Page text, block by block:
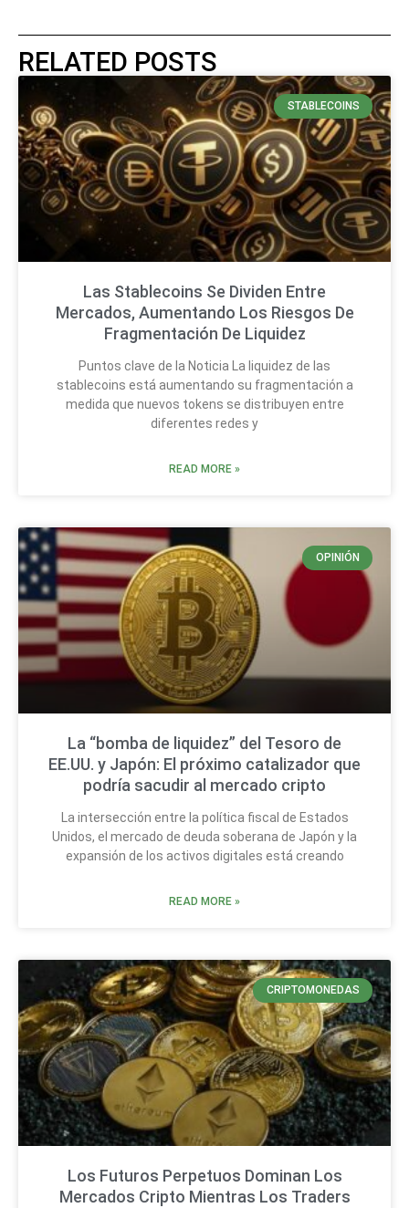
RELATED POSTS
STABLECOINS
Las Stablecoins Se Dividen Entre
Mercados, Aumentando Los Riesgos De
Fragmentación De Liquidez
Puntos clave de la Noticia La liquidez de las
stablecoins está aumentando su fragmentación a
medida que nuevos tokens se distribuyen entre
diferentes redes y
READ MORE »
OPINIÓN
La “bomba de liquidez” del Tesoro de
EE.UU. y Japón: El próximo catalizador que
podría sacudir al mercado cripto
La intersección entre la política fiscal de Estados
Unidos, el mercado de deuda soberana de Japón y la
expansión de los activos digitales está creando
READ MORE »
CRIPTOMONEDAS
Los Futuros Perpetuos Dominan Los
Mercados Cripto Mientras Los Traders